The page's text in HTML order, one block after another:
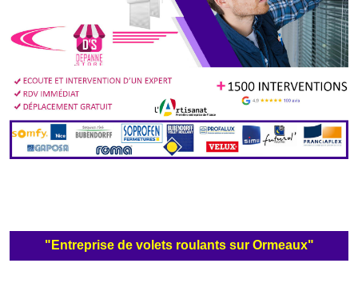
"Entreprise de volets roulants sur Ormeaux"